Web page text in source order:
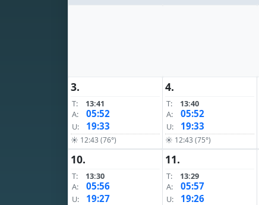
3.
T:
13:41
A:
05:52
U: 19:33
☀ 12:43 (76°)
4.
T:
13:40
A:
05:52
U: 19:33
☀ 12:43 (75°)
10.
T:
13:30
A:
05:56
U: 19:27
11.
T:
13:29
A:
05:57
U: 19:26